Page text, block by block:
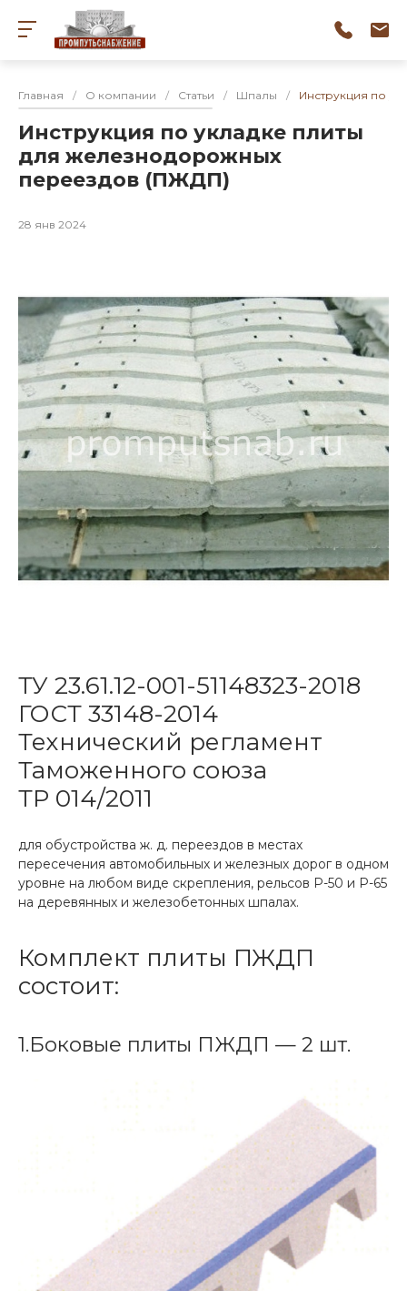
Главная / О компании / Статьи / Шпалы / Инструкция по
Инструкция по укладке плиты
для железнодорожных
переездов (ПЖДП)
28 янв 2024
ТУ 23.61.12-001-51148323-2018
ГОСТ 33148-2014
Технический регламент
Таможенного союза
ТР 014/2011
для обустройства ж. д. переездов в местах
пересечения автомобильных и железных дорог в одном
уровне на любом виде скрепления, рельсов Р-50 и Р-65
на деревянных и железобетонных шпалах.
Комплект плиты ПЖДП
состоит:
1.Боковые плиты ПЖДП — 2 шт.